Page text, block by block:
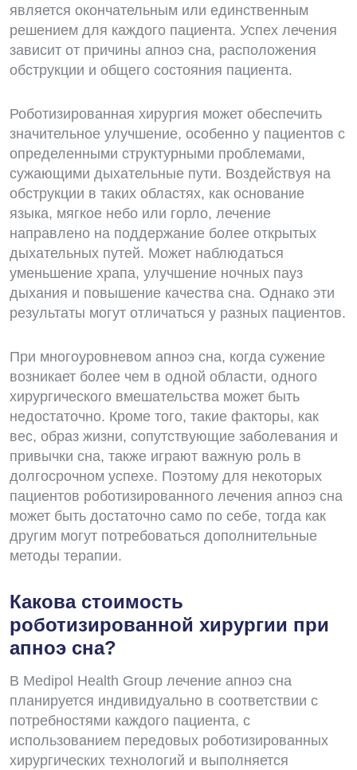
является окончательным или единственным
решением для каждого пациента. Успех лечения
зависит от причины апноэ сна, расположения
обструкции и общего состояния пациента.
Роботизированная хирургия может обеспечить
значительное улучшение, особенно у пациентов с
определенными структурными проблемами,
сужающими дыхательные пути. Воздействуя на
обструкции в таких областях, как основание
языка, мягкое небо или горло, лечение
направлено на поддержание более открытых
дыхательных путей. Может наблюдаться
уменьшение храпа, улучшение ночных пауз
дыхания и повышение качества сна. Однако эти
результаты могут отличаться у разных пациентов.
При многоуровневом апноэ сна, когда сужение
возникает более чем в одной области, одного
хирургического вмешательства может быть
недостаточно. Кроме того, такие факторы, как
вес, образ жизни, сопутствующие заболевания и
привычки сна, также играют важную роль в
долгосрочном успехе. Поэтому для некоторых
пациентов роботизированного лечения апноэ сна
может быть достаточно само по себе, тогда как
другим могут потребоваться дополнительные
методы терапии.
Какова стоимость
роботизированной хирургии при
апноэ сна?
В Medipol Health Group лечение апноэ сна
планируется индивидуально в соответствии с
потребностями каждого пациента, с
использованием передовых роботизированных
хирургических технологий и выполняется